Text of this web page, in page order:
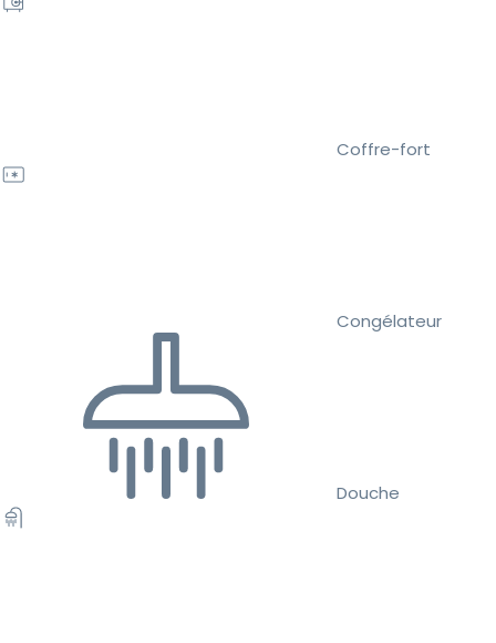
Coffre-fort
Congélateur
Douche